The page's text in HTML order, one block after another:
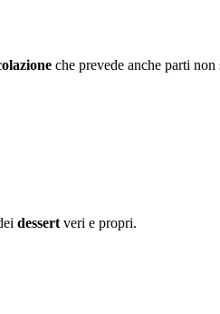
che prevede anche parti
dessert veri e propri.